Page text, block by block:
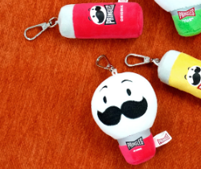
페이코 라이